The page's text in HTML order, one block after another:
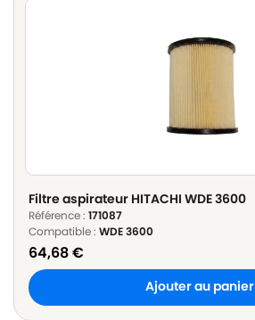
Filtre aspirateur HITACHI WDE 3600
Référence : 171087
Compatible : WDE 3600
64,68€
Ajouter au panier